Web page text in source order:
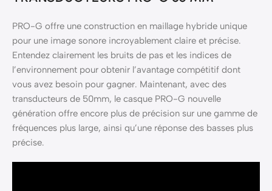
PRO-G offre une construction en maillage hybride unique
pour une image sonore incroyablement claire et précise.
Entendez clairement les bruits de pas et les indices de
l’environnement pour obtenir l’avantage compétitif dont
vous avez besoin pour gagner. Maintenant, avec des
transducteurs de 50mm, le casque PRO-G nouvelle
génération offre encore plus de précision sur une gamme de
fréquences plus large, ainsi qu’une réponse des basses plus
précise.